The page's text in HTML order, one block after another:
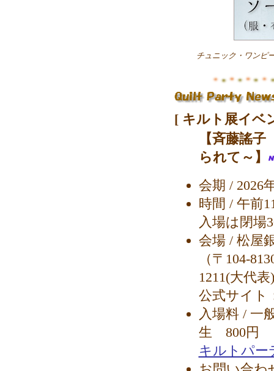
チュニック・ワンピ
[ キルト展イベ
【斉藤謠
られて～】
会期 / 2026
時間 / 午前
入場は閉場
会場 / 松屋
（〒104-
1211(大代表
公式サイト
入場料 / 一
生 800円
キルトパ